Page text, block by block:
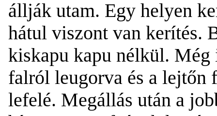
állják utam. Egy helyen k
hátul viszont van kerítés.
kiskapu kapu nélkül.
falról leugorva és a lejtőn
lefelé. Megállás után a